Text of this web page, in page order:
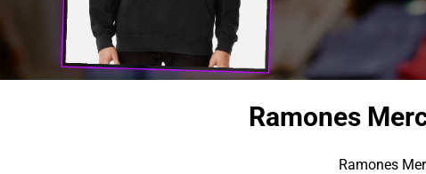
Ramones
Ramones